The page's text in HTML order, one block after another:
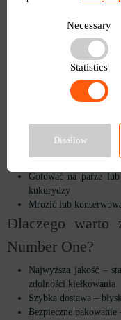
Regularnie
warunki wzrostu.
Zbiory można
po naciśnięciu.
Wykorzystanie w
Możesz ją:
Gotować na parze
kukurydzy
Mrozić lub
Dlaczego warto
Number One?
Najwyższa jakość –
zdolności kiełkowania
Szybka dostawa –
Bezpieczne
Necessary
Statistics
Disallow